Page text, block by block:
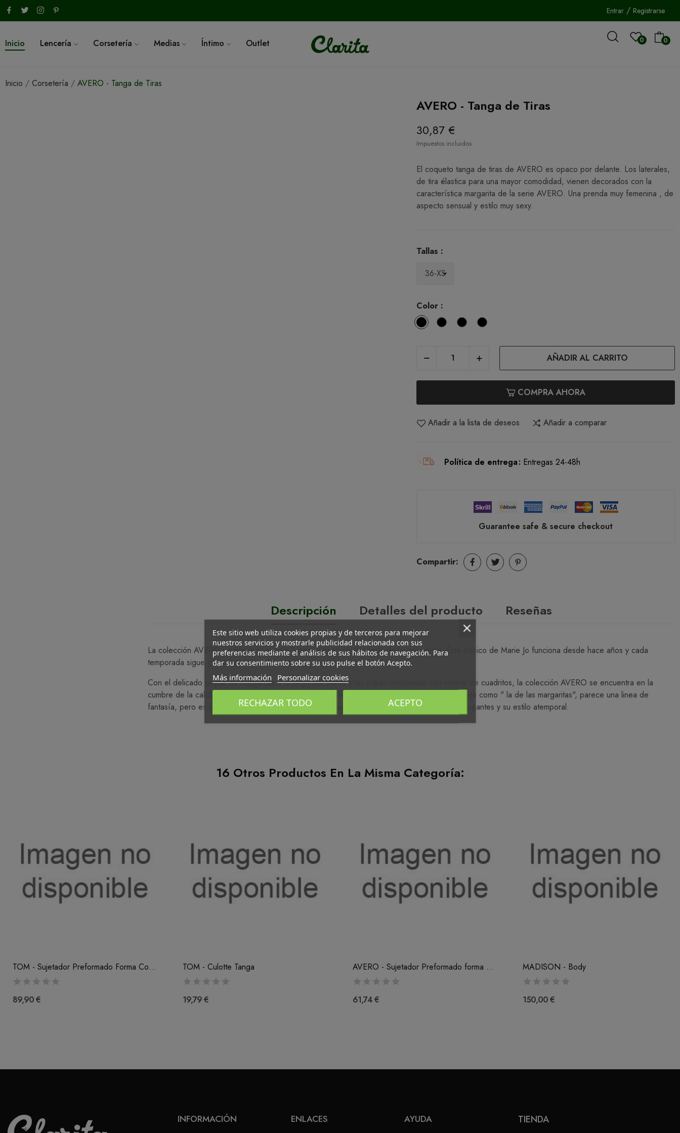
Entrar/ Registrarse
Inicio Lencería Corsetería Medias Íntimo Outlet 0 0
Inicio Corsetería AVERO - Tanga de Tiras
AVERO - Tanga de Tiras
30,87 €
Impuestos incluidos
El coqueto tanga de tiras de AVERO es opaco por delante. Los laterales,
de tira élastica para una mayor comodidad, vienen decorados con la
característica margarita de la serie AVERO. Una prenda muy femenina , de
aspecto sensual y estilo muy sexy.
Tallas :
Color :
BlancoNegroNaturalCafe
Leche
AÑADIR AL CARRITO
COMPRA AHORA
Añadir a la lista de deseos Añadir a comparar
Política de entrega Entregas 24-48h
Guarantee safe & secure checkout
Compartir:
Descripción Detalles del producto Reseñas
La colección AVERO de Marie Jo es una "prima donna" en el mundo de la corsetería. Éste clásico de Marie Jo funciona desde hace años y cada
temporada sigue ganando nuevos adeptos.
Con el delicado guipur de margaritas a lo largo del tirante y las copas moldeadas con relieve de cuadritos, la colección AVERO se encuentra en la
cumbre de la calidad, estilo y sentar de Marie Jo. La colección AVERO, conocida popularmente como " la de las margaritas", parece una linea de
fantasía, pero es perfecta para cualquier ocasión. A cualquier mujer le gustan sus detalles elegantes y su estilo atemporal.
16 Otros Productos En La Misma Categoría:
TOM - Sujetador Preformado Forma Corazón (B-C-D-E)
89,90 €
TOM - Culotte Tanga
19,79 €
AVERO - Sujetador Preformado forma Redonda...
61,74 €
MADISON - Body
150,00 €
INFORMACIÓN ENLACES AYUDA TIENDA
Este sitio web utiliza cookies propias y de terceros para mejorar
nuestros servicios y mostrarle publicidad relacionada con sus
preferencias mediante el análisis de sus hábitos de navegación. Para
dar su consentimiento sobre su uso pulse el botón Acepto.
Más información Personalizar cookies
RECHAZAR TODO ACEPTO